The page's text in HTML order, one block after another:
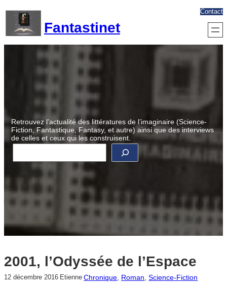
contenu
Fantastinet
Contact
Retrouvez l’actualité des littératures de l’imaginaire (Science-
Fiction, Fantastique, Fantasy, et autre) ainsi que des interviews
de celles et ceux qui les construisent.
R
c
c
2001, l’Odyssée de l’Espace
12 décembre 2016 Etienne Chronique, Roman, Science-Fiction